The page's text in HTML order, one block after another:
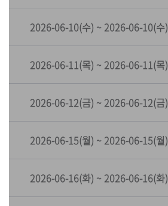
2026-06-10(수) ~ 2026-06-10(수)
2026-06-11(목) ~ 2026-06-11(목)
2026-06-12(금) ~ 2026-06-12(금)
2026-06-15(월) ~ 2026-06-15(월)
2026-06-16(화) ~ 2026-06-16(화)